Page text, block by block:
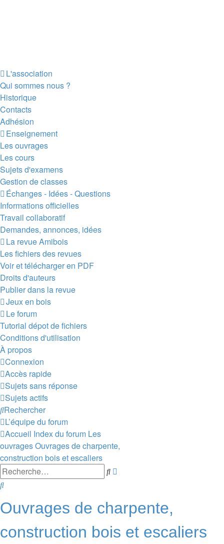
L'association
Qui sommes nous ?
Historique
Contacts
Adhésion
Enseignement
Les ouvrages
Les cours
Sujets d'examens
Gestion de classes
Échanges - Idées - Questions
Informations officielles
Travail collaboratif
Demandes, annonces, idées
La revue Amibois
Les fichiers des revues
Voir et télécharger en PDF
Droits d'auteurs
Publier dans la revue
Jeux en bois
Le forum
Tutorial dépot de fichiers
Conditions d'utilisation
À propos
Connexion
Accès rapide
Sujets sans réponse
Sujets actifs
Rechercher
L’équipe du forum
Accueil Index du forum Les
ouvragesOuvrages de charpente,
construction bois et escaliers
Rechercher
Rechercher
Ouvrages de charpente,
construction bois et escaliers